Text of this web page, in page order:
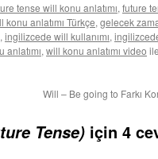
tense will konu anlatımı, future
anlatımı Türkçe, gelecek
, ingilizcede will kullanımı,
anlatımı, will konu anlatımı video
Will – Be going to Farkı
Tense) için 4